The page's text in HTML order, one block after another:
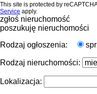
This site is protected by
Service apply.
zgłoś nieruchomość
poszukuję nieruchomości
Rodzaj ogłoszenia:
Rodzaj nieruchomości:
Lokalizacja: